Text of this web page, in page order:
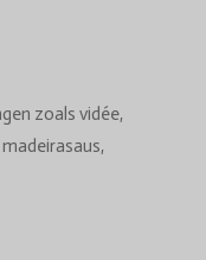
zoals vidée,